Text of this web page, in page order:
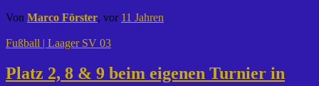
Von Marco Förster, vor 11 Jahren
Fußball | Laager SV 03
Platz 2, 8 & 9 beim eigenen Turnier in